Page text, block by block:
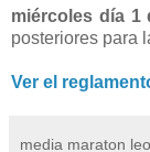
miércoles día 1
posteriores para
Ver el
media maraton